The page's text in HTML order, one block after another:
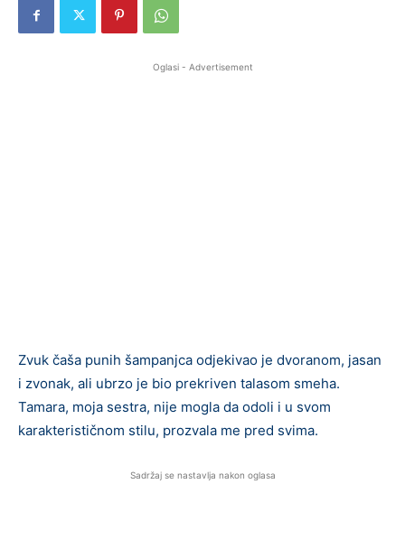
Oglasi - Advertisement
Zvuk čaša punih šampanjca odjekivao je dvoranom, jasan
i zvonak, ali ubrzo je bio prekriven talasom smeha.
Tamara, moja sestra, nije mogla da odoli i u svom
karakterističnom stilu, prozvala me pred svima.
Sadržaj se nastavlja nakon oglasa